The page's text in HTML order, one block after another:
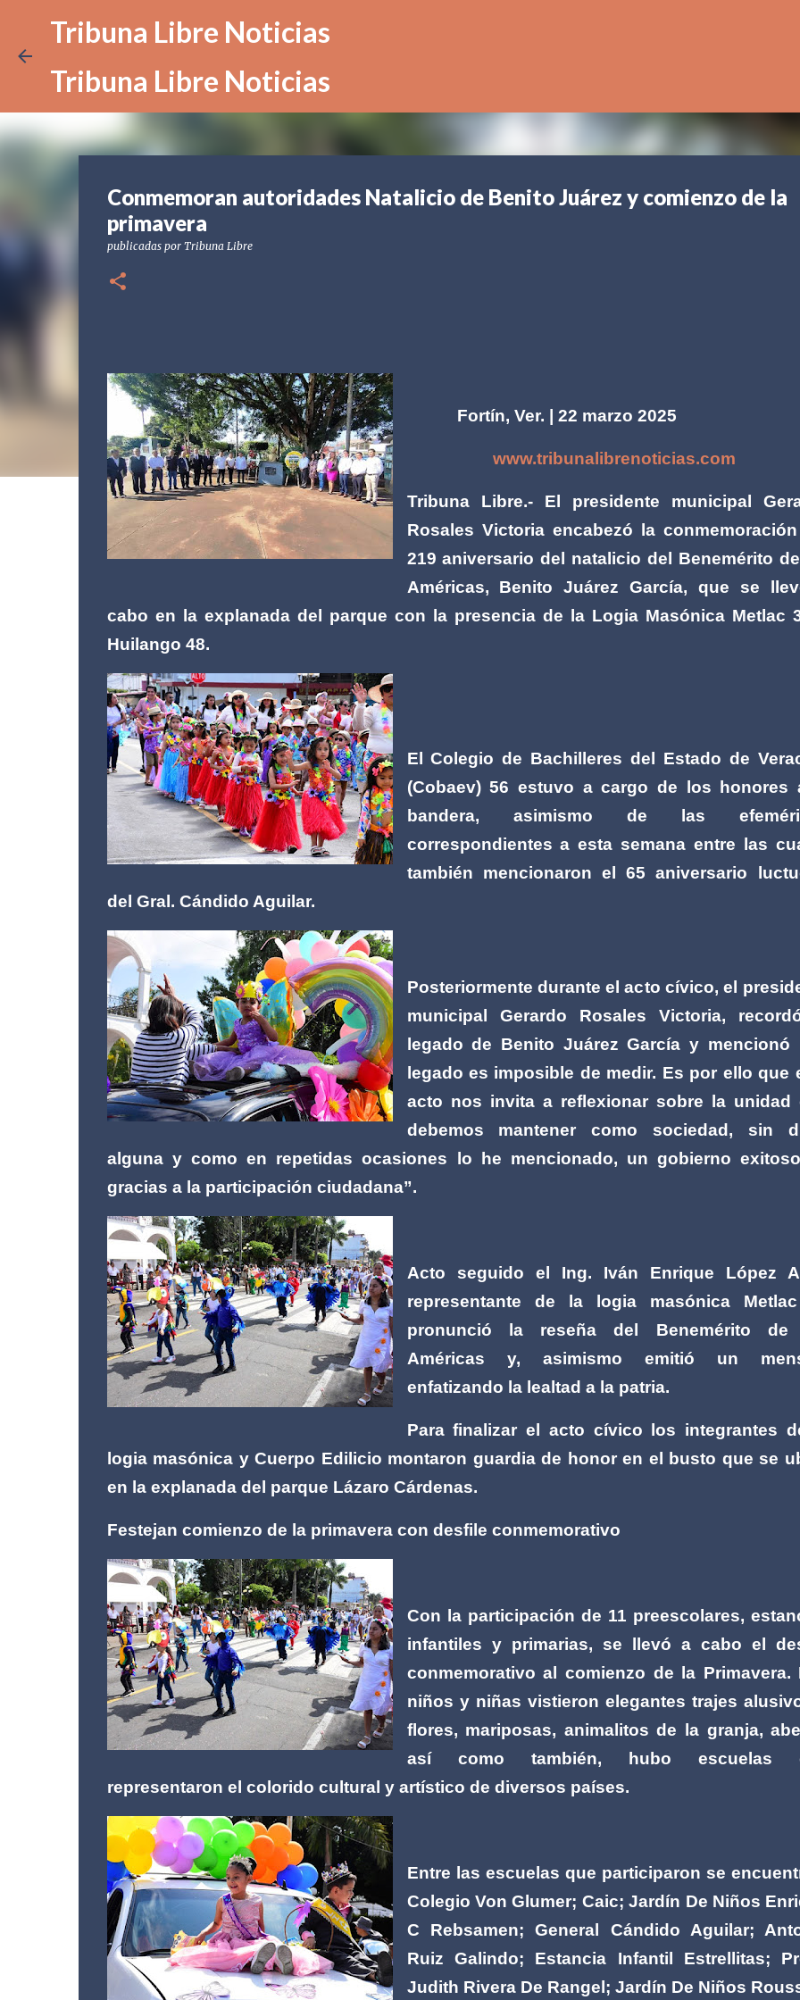
Tribuna Libre Noticias
Tribuna Libre Noticias
Conmemoran autoridades Natalicio de Benito Juárez y comienzo de la
primavera
publicadas por Tribuna Libre
Fortín, Ver. | 22 marzo 2025
www.tribunalibrenoticias.com
Tribuna Libre.- El presidente municipal
Rosales Victoria encabezó la conmemoración
219 aniversario del natalicio del Benemérito
Américas, Benito Juárez García, que se
cabo en la explanada del parque con la presencia de la Logia Masónica Metlac
Huilango 48.
El Colegio de Bachilleres del Estado de
(Cobaev) 56 estuvo a cargo de los honores
bandera, asimismo de las
correspondientes a esta semana entre las
también mencionaron el 65 aniversario
del Gral. Cándido Aguilar.
Posteriormente durante el acto cívico, el
municipal Gerardo Rosales Victoria,
legado de Benito Juárez García y mencionó
legado es imposible de medir. Es por ello que
acto nos invita a reflexionar sobre la unidad
debemos mantener como sociedad, sin
alguna y como en repetidas ocasiones lo he mencionado, un gobierno
gracias a la participación ciudadana”.
Acto seguido el Ing. Iván Enrique López
representante de la logia masónica
pronunció la reseña del Benemérito de
Américas y, asimismo emitió un
enfatizando la lealtad a la patria.
Para finalizar el acto cívico los integrantes
logia masónica y Cuerpo Edilicio montaron guardia de honor en el busto que se
en la explanada del parque Lázaro Cárdenas.
Festejan comienzo de la primavera con desfile conmemorativo
Con la participación de 11 preescolares,
infantiles y primarias, se llevó a cabo el
conmemorativo al comienzo de la Primavera.
niños y niñas vistieron elegantes trajes
flores, mariposas, animalitos de la granja,
así como también, hubo escuelas
representaron el colorido cultural y artístico de diversos países.
Entre las escuelas que participaron se
Colegio Von Glumer; Caic; Jardín De Niños
C Rebsamen; General Cándido Aguilar;
Ruiz Galindo; Estancia Infantil Estrellitas;
Judith Rivera De Rangel; Jardín De Niños